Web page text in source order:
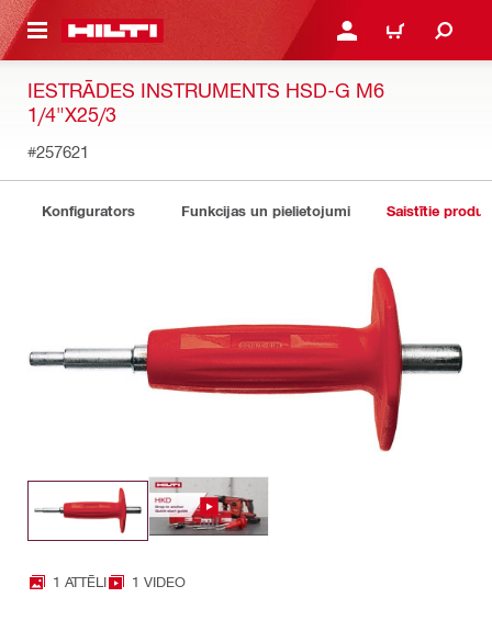
SATURU PIESLĒGTIES VAI
IEPIRKŠANĀS
IESTRĀDES INSTRUMENTS HSD-G M6
1/4"X25/3
#257621
Konfigurators Funkcijas un pielietojumi Saistītie
1 ATTĒLI 1 VIDEO